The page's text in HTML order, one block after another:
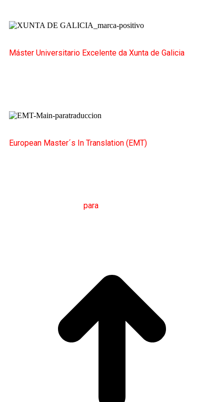
Máster Universitario Excelente da Xunta de Galicia
European Master´s In Translation (EMT)
para